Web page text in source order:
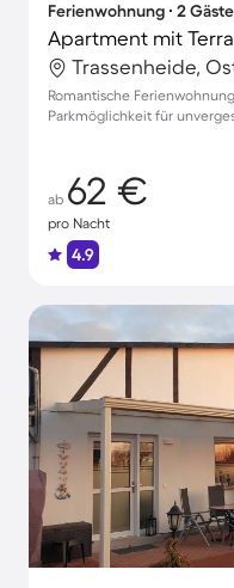
Ferienwohnung ∙ 2
Apartment mit
Romantische
Parkmöglichkeit für
ab 62 €
pro Nacht
4.9